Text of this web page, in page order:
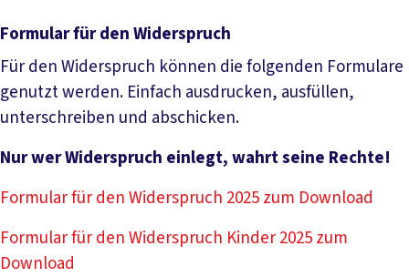
Formular für den Widerspruch
Für den Widerspruch können die folgenden Formulare
genutzt werden. Einfach ausdrucken, ausfüllen,
unterschreiben und abschicken.
Nur wer Widerspruch einlegt, wahrt seine Rechte!
Formular für den Widerspruch 2025 zum Download
Formular für den Widerspruch Kinder 2025 zum
Download